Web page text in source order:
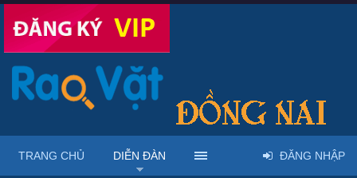
TRANG CHỦ DIỄN ĐÀN ĐĂNG NHẬP